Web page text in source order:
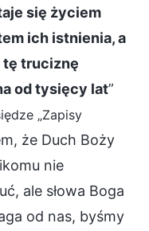
się życiem
ich istnienia, a
tę truciznę
od tysięcy lat”
„Zapisy
że Duch Boży
nie
ale słowa Boga
od nas, byśmy